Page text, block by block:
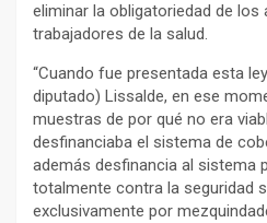
eliminar la obligatoriedad de los
trabajadores de la salud.
“Cuando fue presentada esta
diputado) Lissalde, en ese
muestras de por qué no era
desfinanciaba el sistema de
además desfinancia al sistema
totalmente contra la seguridad
exclusivamente por